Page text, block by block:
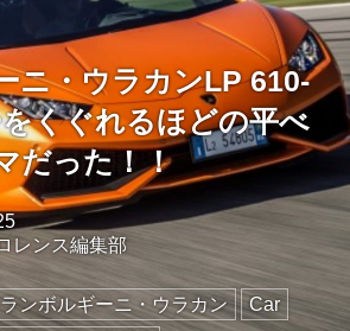
ニ・ウラカンLP 610-
くぐれるほどの平べ
だった！！
レンス編集部
ランボルギーニ・ウラカン
Car